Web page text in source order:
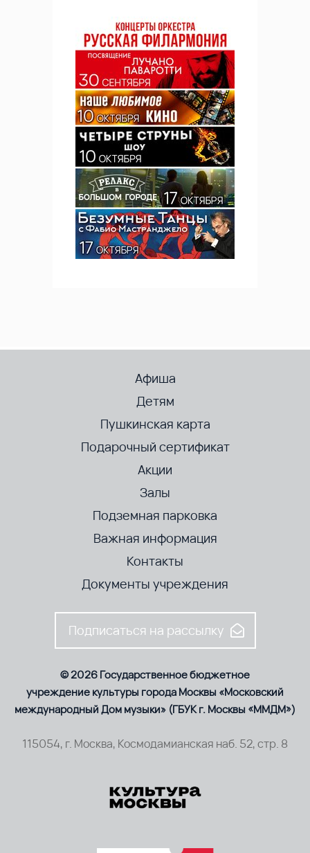
Афиша
Детям
Пушкинская карта
Подарочный сертификат
Акции
Залы
Подземная парковка
Важная информация
Контакты
Документы учреждения
Подписаться на рассылку
© 2026 Государственное бюджетное
учреждение культуры города Москвы «Московский
международный Дом музыки» (ГБУК г. Москвы «ММДМ»)
115054, г. Москва, Космодамианская наб. 52, стр. 8